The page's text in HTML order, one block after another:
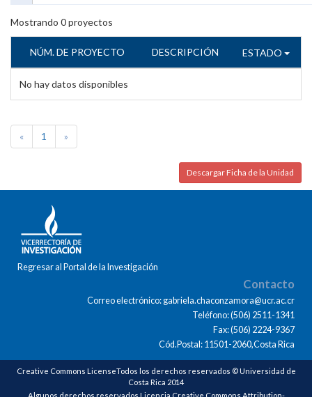
Mostrando 0proyectos
NÚM. DE PROYECTO DESCRIPCIÓN ESTADO
No hay datos disponibles
« 1 »
Descargar Ficha de la Unidad
Regresar al Portal de la Investigación
Contacto
Correo electrónico: gabriela.chaconzamora@ucr.ac.cr
Teléfono: (506) 2511-1341
Fax: (506) 2224-9367
Cód.Postal: 11501-2060,Costa Rica
Creative Commons LicenseTodos los derechos reservados © Universidad de
Costa Rica 2014